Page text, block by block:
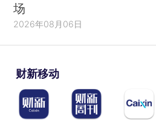
场
2026年08月06日
财新移动